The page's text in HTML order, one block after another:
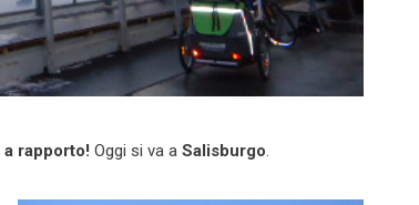
a rapporto! Oggi si va a Salisburgo.